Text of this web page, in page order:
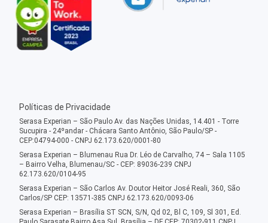
Políticas de Privacidade
Serasa Experian – São Paulo Av. das Nações Unidas, 14.401 - Torre
Sucupira - 24ºandar - Chácara Santo Antônio, São Paulo/SP -
CEP:04794-000 - CNPJ 62.173.620/0001-80
Serasa Experian – Blumenau Rua Dr. Léo de Carvalho, 74 – Sala 1105
– Bairro Velha, Blumenau/SC - CEP: 89036-239 CNPJ
62.173.620/0104-95
Serasa Experian – São Carlos Av. Doutor Heitor José Reali, 360, São
Carlos/SP CEP: 13571-385 CNPJ 62.173.620/0093-06
Serasa Experian – Brasília ST SCN, S/N, Qd 02, Bl C, 109, Sl 301, Ed.